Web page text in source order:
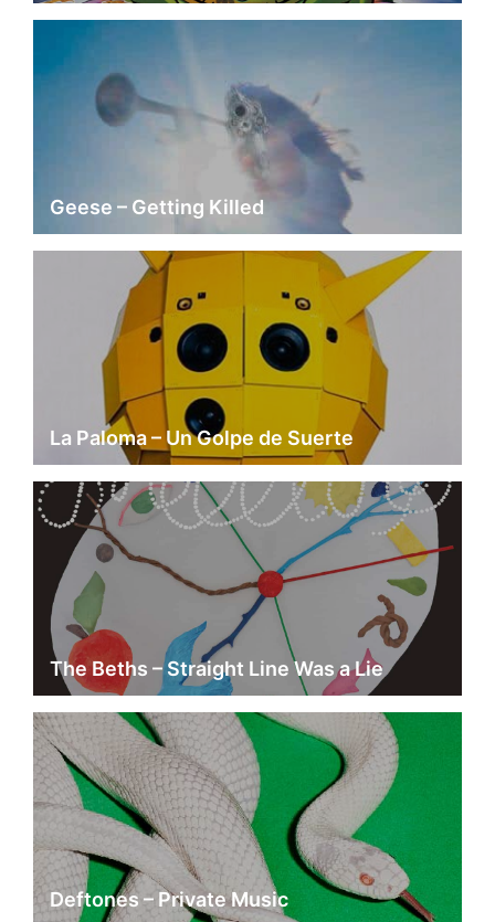
Geese – Getting Killed
La Paloma – Un Golpe de Suerte
The Beths – Straight Line Was a Lie
Deftones – Private Music